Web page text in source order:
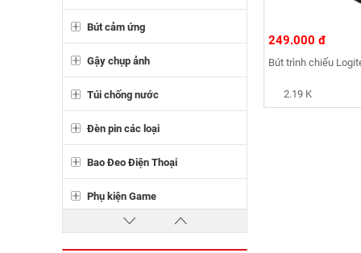
Bút cảm ứng
Gậy chụp ảnh
Túi chống nước
Đèn pin các loại
Bao Đeo Điện Thoại
Phụ kiện Game
Đĩa CD/DVD
249.000 đ
Bút trình chiếu
2.19 K